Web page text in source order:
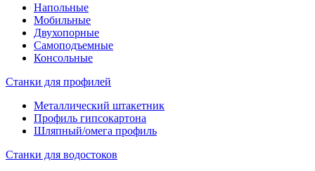
Напольные
Мобильные
Двухопорные
Самоподъемные
Консольные
Станки для профилей
Металлический штакетник
Профиль гипсокартона
Шляпный/омега профиль
Станки для водостоков